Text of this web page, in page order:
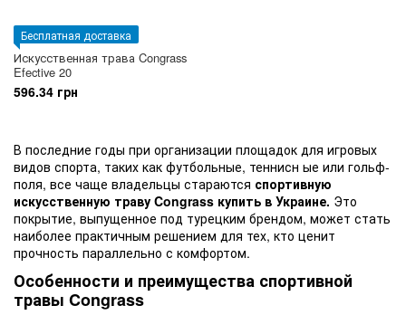
Бесплатная доставка
Искусственная трава Congrass
Efective 20
596.34 грн
В последние годы при организации площадок для игровых
видов спорта, таких как футбольные, теннисн ые или гольф-
поля, все чаще владельцы стараются спортивную
искусственную траву Congrass купить в Украине. Это
покрытие, выпущенное под турецким брендом, может стать
наиболее практичным решением для тех, кто ценит
прочность параллельно с комфортом.
Особенности и преимущества спортивной
травы Congrass